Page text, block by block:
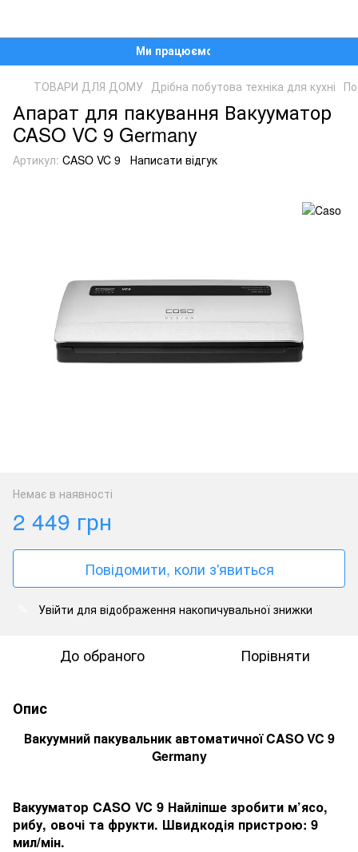
Ми працюємо!
ТОВАРИ ДЛЯ ДОМУ Дрібна побутова техніка для кухні
Апарат для пакування Вакууматор
CASO VC 9 Germany
Артикул: CASO VC 9 Написати відгук
Немає в наявності
2 449 грн
Повідомити, коли з'явиться
Увійти для відображення накопичувальної знижки
До обраного Порівняти
Опис
Вакуумний пакувальник автоматичної CASO VC 9
Germany
Вакууматор CASO VC 9 Найліпше зробити м’ясо,
рибу, овочі та фрукти. Швидкодія пристрою: 9
мил/мін.